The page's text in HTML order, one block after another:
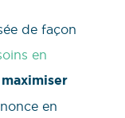
de façon
en
maximiser
en